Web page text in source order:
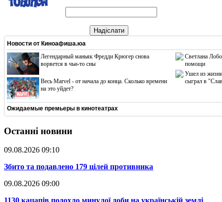
Надіслати
Новости от Киноафиша.юа
Легендарный маньяк Фредди Крюгер снова
ворвется в чьи-то сны
Весь Marvel - от начала до конца. Сколько времени
на это уйдет?
Светлана
помощи
Ушел из жизни
сыграл в
Ожидаемые премьеры в кинотеатрах
Останні новини
09.08.2026 09:10
​Збито та подавлено 179 цілей противника
09.08.2026 09:00